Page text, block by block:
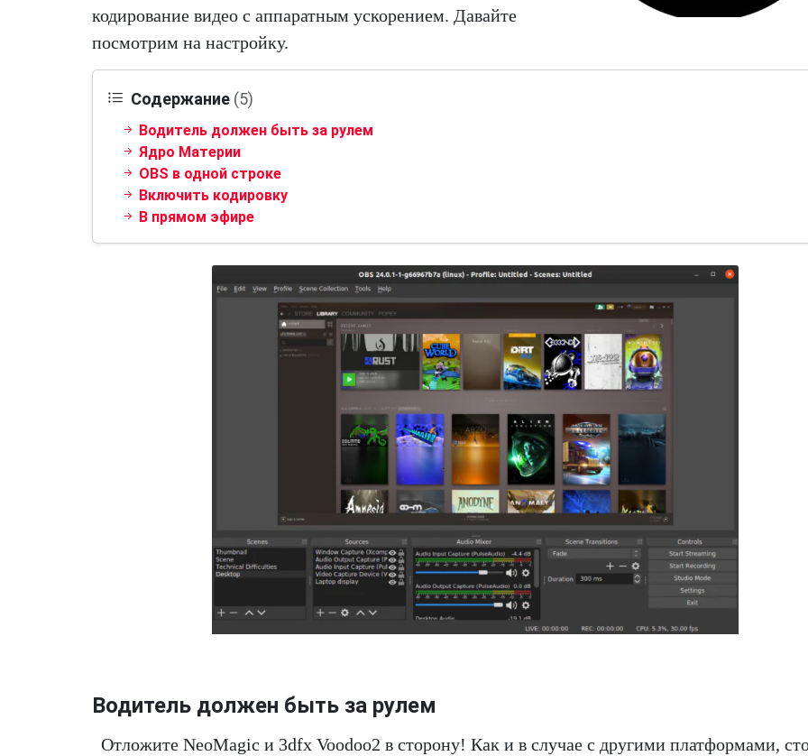
кодирование видео с аппаратным ускорением. Давайте
посмотрим на настройку.
Содержание (5)
Водитель должен быть за рулем
Ядро Материи
OBS в одной строке
Включить кодировку
В прямом эфире
Водитель должен быть за рулем
Отложите NeoMagic и 3dfx Voodoo2 в сторону! Как и в случае с другими платформами,